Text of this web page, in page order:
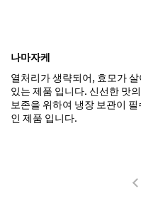
나마자케
열처리가 생략되어, 효모가
있는 제품 입니다. 신선한 맛의
보존을 위하여 냉장 보관이 필
인 제품 입니다.